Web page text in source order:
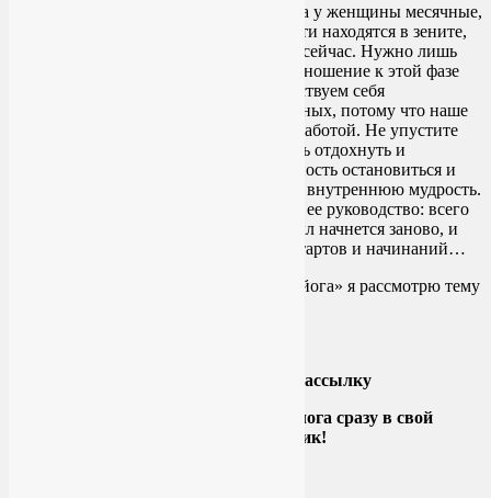
В древние времена считалось, что когда у женщины месячные,
ее интуиция и целительные способности находятся в зените,
на пике ее возможностей. Это верно и сейчас. Нужно лишь
развить в себе здоровое и грамотное отношение к этой фазе
женского цикла. Тем не менее, мы чувствуем себя
действительно уставшими в дни месячных, потому что наше
тело занято интенсивной внутренней работой. Не упустите
это время, чтобы дать себе возможность отдохнуть и
расслабиться. Когда у нас есть возможность остановиться и
затихнуть, мы начинаем слышать свою внутреннюю мудрость.
А ведь нам очень нужно в этот момент ее руководство: всего
через несколько дней наш женский цикл начнется заново, и
новая Луна даст очередной шанс для стартов и начинаний…
В следующий раз в рубрике «Женская йога» я рассмотрю тему
Подпишитесь на мою рассылку
и получайте новые выпуски блога сразу в свой
электронный ящик!